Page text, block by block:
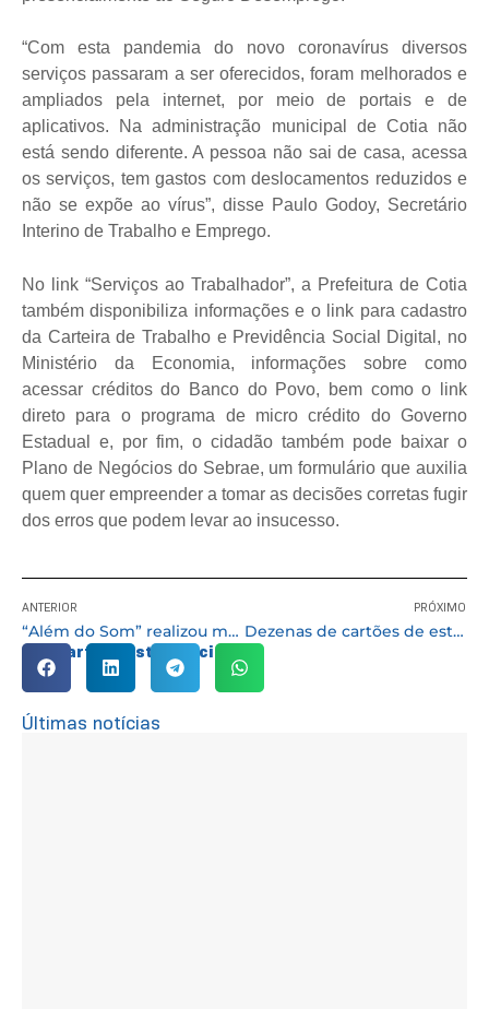
“Com esta pandemia do novo coronavírus diversos
serviços passaram a ser oferecidos, foram melhorados e
ampliados pela internet, por meio de portais e de
aplicativos. Na administração municipal de Cotia não
está sendo diferente. A pessoa não sai de casa, acessa
os serviços, tem gastos com deslocamentos reduzidos e
não se expõe ao vírus”, disse Paulo Godoy, Secretário
Interino de Trabalho e Emprego.
No link “Serviços ao Trabalhador”, a Prefeitura de Cotia
também disponibiliza informações e o link para cadastro
da Carteira de Trabalho e Previdência Social Digital, no
Ministério da Economia, informações sobre como
acessar créditos do Banco do Povo, bem como o link
direto para o programa de micro crédito do Governo
Estadual e, por fim, o cidadão também pode baixar o
Plano de Negócios do Sebrae, um formulário que auxilia
quem quer empreender a tomar as decisões corretas fugir
dos erros que podem levar ao insucesso.
ANTERIOR
“Além do Som” realizou mais uma edição de entrega de aparelhos auditivos
PRÓXIMO
Dezenas de cartões de estacionamento de Idoso e PCD são entregues nas residências
Compartilhe esta notícia:
Últimas notícias